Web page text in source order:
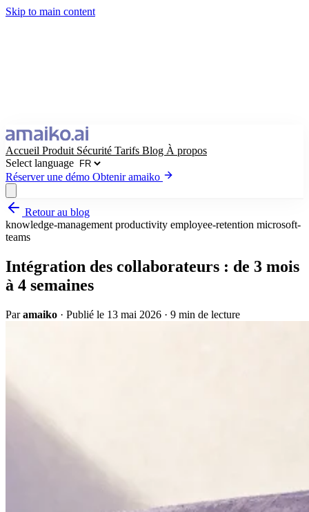
Skip to main content
Accueil Produit Sécurité Tarifs Blog À propos
Select language
Réserver une démo Obtenir amaiko
Obtenir amaiko Réserver une démo
Select language
Retour au blog
knowledge-management productivity employee-retention microsoft-
teams
Intégration des collaborateurs : de 3 mois
à 4 semaines
Paramaiko · Publié le 13 mai 2026 · 9 min de lecture